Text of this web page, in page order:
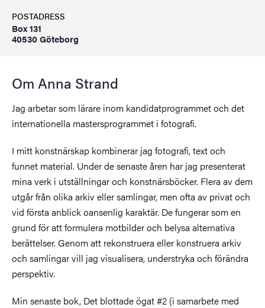
POSTADRESS
Box 131
40530 Göteborg
Om Anna Strand
Jag arbetar som lärare inom kandidatprogrammet och det
internationella mastersprogrammet i fotografi.
I mitt konstnärskap kombinerar jag fotografi, text och
funnet material. Under de senaste åren har jag presenterat
mina verk i utställningar och konstnärsböcker. Flera av dem
utgår från olika arkiv eller samlingar, men ofta av privat och
vid första anblick oansenlig karaktär. De fungerar som en
grund för att formulera motbilder och belysa alternativa
berättelser. Genom att rekonstruera eller konstruera arkiv
och samlingar vill jag visualisera, understryka och förändra
perspektiv.
Min senaste bok, Det blottade ögat #2 (i samarbete med